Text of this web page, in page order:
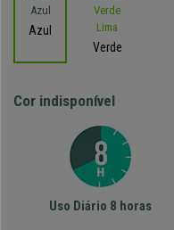
Azul
Verde
Cor indisponível
Uso Diário 8 horas